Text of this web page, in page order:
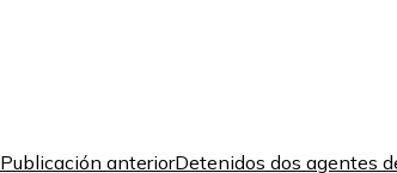
Publicación anteriorDetenidos dos agentes